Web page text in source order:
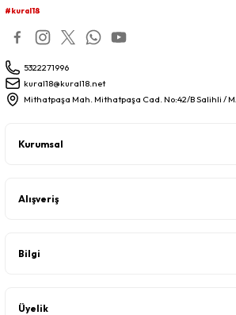
#kural18
5322271996
kural18@kural18.net
Mithatpaşa Mah. Mithatpaşa Cad. No:42/B Salihli /
Kurumsal
Alışveriş
Bilgi
Üyelik